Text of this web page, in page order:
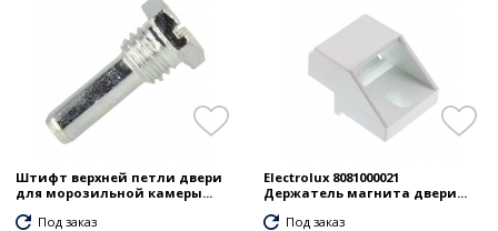
Штифт верхней петли двери
для морозильной камеры...
Под заказ
Electrolux 8081000021
Держатель магнита двери...
Под заказ